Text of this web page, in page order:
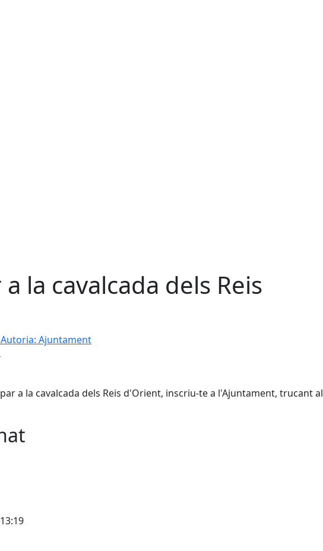
la cavalcada dels Reis
Autoria: Ajuntament
a la cavalcada dels Reis d'Orient, inscriu-te a l'Ajuntament, trucant al